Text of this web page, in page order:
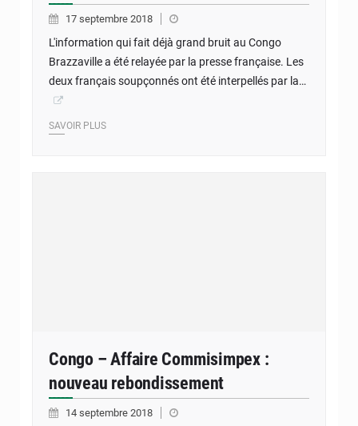
17 septembre 2018
L'information qui fait déjà grand bruit au Congo
Brazzaville a été relayée par la presse française. Les
deux français soupçonnés ont été interpellés par la…
SAVOIR PLUS
Congo – Affaire Commisimpex :
nouveau rebondissement
14 septembre 2018